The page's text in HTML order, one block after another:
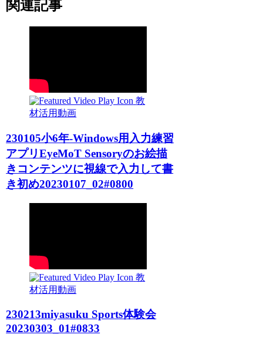
関連記事
教
材活用動画
230105小6年-Windows用入力練習
アプリEyeMoT Sensoryのお絵描
きコンテンツに視線で入力して書
き初め20230107_02#0800
教
材活用動画
230213miyasuku Sports体験会
20230303_01#0833